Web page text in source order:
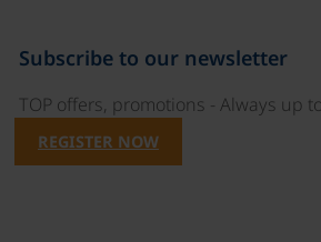
Subscribe to our newsletter
TOP offers, promotions - Always up
REGISTER NOW